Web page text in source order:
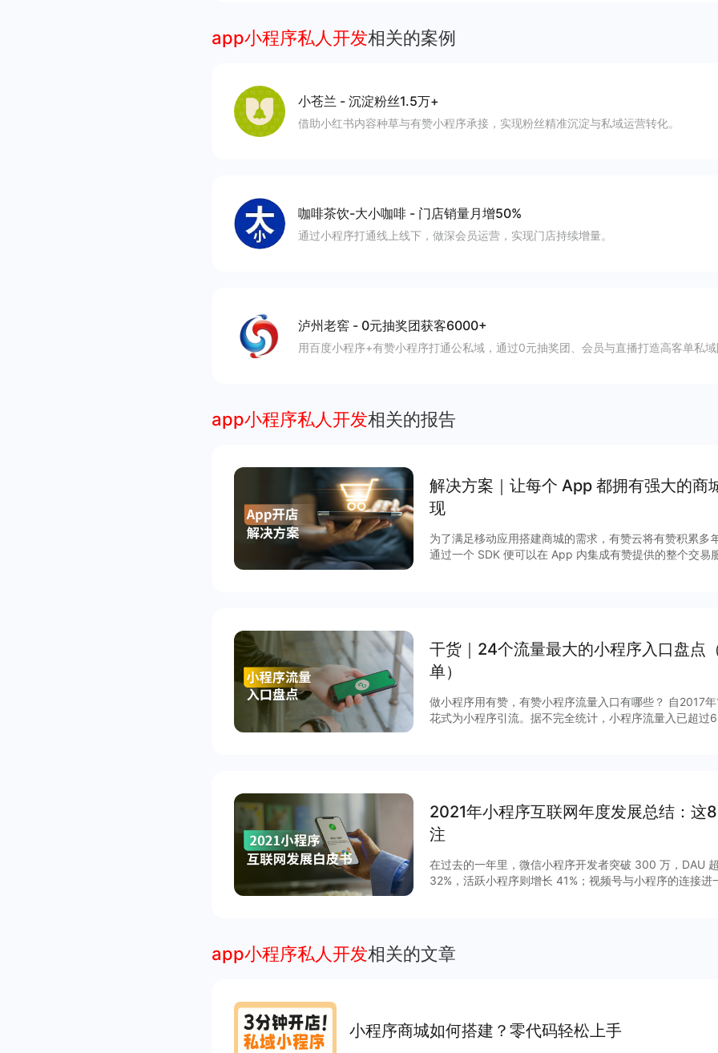
app小程序私人开发相关的案例
小苍兰 - 沉淀粉丝1.5万+
借助小红书内容种草与有赞小程序承接，实现粉丝精准沉淀与私域运营转化。
咖啡茶饮-大小咖啡 - 门店销量月增50%
通过小程序打通线上线下，做深会员运营，实现门店持续增量。
泸州老窖 - 0元抽奖团获客6000+
用百度小程序+有赞小程序打通公私域，通过0元抽奖团、会员与直播打造高客单私
app小程序私人开发相关的报告
解决方案｜让每个 App 都拥有强⼤的商
现
为了满⾜移动应⽤搭建商城的需求，有赞云将有赞积累多
通过⼀个 SDK 便可以在 App 内集成有赞提供的整个交易服务。 除了享受完善的商
法，直接可以在 App 内使用 5.完善的商城能力，数
干货｜24个流量最大的小程序入口盘点
单）
做小程序用有赞，有赞小程序流量入口有哪些？ 自2017
花式为小程序引流。据不完全统计，小程序流量入已超过
2021年小程序互联网年度发展总结：这
注
在过去的一年里，微信小程序开发者突破 300 万，DAU
32%，活跃小程序则增长 41%；视频号与小程序的连接
通，扩展“闭环思维“至“节点思维”，营销场景和营销方法
度等互联网平台加速扩建生态能力，小程序成为互联网商
app小程序私人开发相关的文章
小程序商城如何搭建？零代码轻松上手